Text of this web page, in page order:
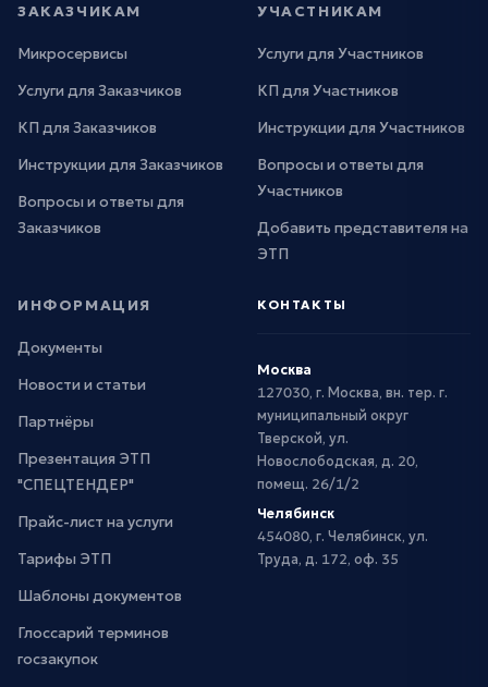
ЗАКАЗЧИКАМ
Микросервисы
Услуги для Заказчиков
КП для Заказчиков
Инструкции для Заказчиков
Вопросы и ответы для
Заказчиков
УЧАСТНИКАМ
Услуги для Участников
КП для Участников
Инструкции для Участников
Вопросы и ответы для
Участников
Добавить представителя на
ЭТП
ИНФОРМАЦИЯ
Документы
Новости и статьи
Партнёры
Презентация ЭТП
"СПЕЦТЕНДЕР"
Прайс-лист на услуги
Тарифы ЭТП
Шаблоны документов
Глоссарий терминов
госзакупок
КОНТАКТЫ
Москва
127030, г. Москва, вн. тер. г.
муниципальный округ
Тверской, ул.
Новослободская, д. 20,
помещ. 26/1/2
Челябинск
454080, г. Челябинск, ул.
Труда, д. 172, оф. 35